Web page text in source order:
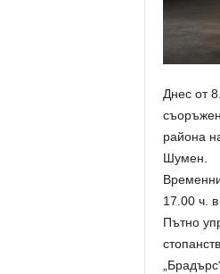
Днес от
района
Шумен.
17.00 ч.
Пътно